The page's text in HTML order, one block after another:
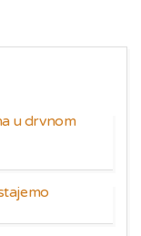
u drvnom